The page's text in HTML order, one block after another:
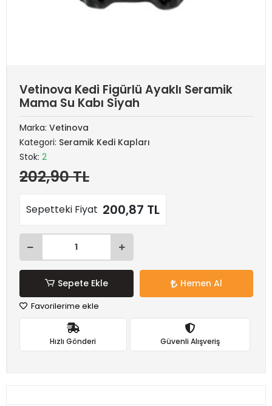
Vetinova Kedi Figürlü Ayaklı Seramik
Mama Su Kabı Siyah
Marka: Vetinova
Kategori: Seramik Kedi Kapları
Stok: 2
202,90 TL
Sepetteki Fiyat 200,87 TL
Sepete Ekle Hemen Al
Favorilerime ekle
Hızlı Gönderi Güvenli Alışveriş